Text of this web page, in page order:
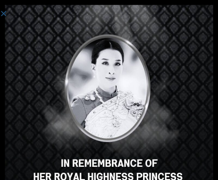
ចូល
Hey there, great course, right?
Do you like this course?
ENROLL COURSE
Select your language